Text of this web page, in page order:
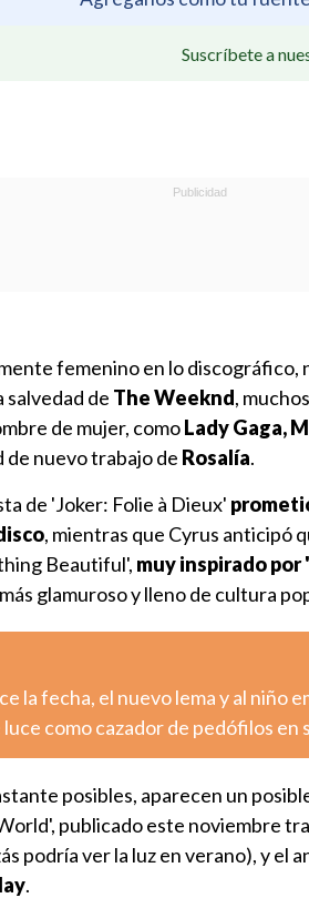
Suscríbete a
femenino en lo discográfico,
salvedad de The Weeknd,
de mujer, comoLady Gaga,
de nuevo trabajo de Rosalía.
de 'Joker: Folie à Dieux'
, mientras que Cyrus anticipó
Beautiful', muy inspirado por
glamuroso y lleno de cultura
la fecha, el nuevo lema y al niño
como cazador de pedófilos en
posibles, aparecen un
publicado este noviembre
podría ver la luz en verano), y el
.